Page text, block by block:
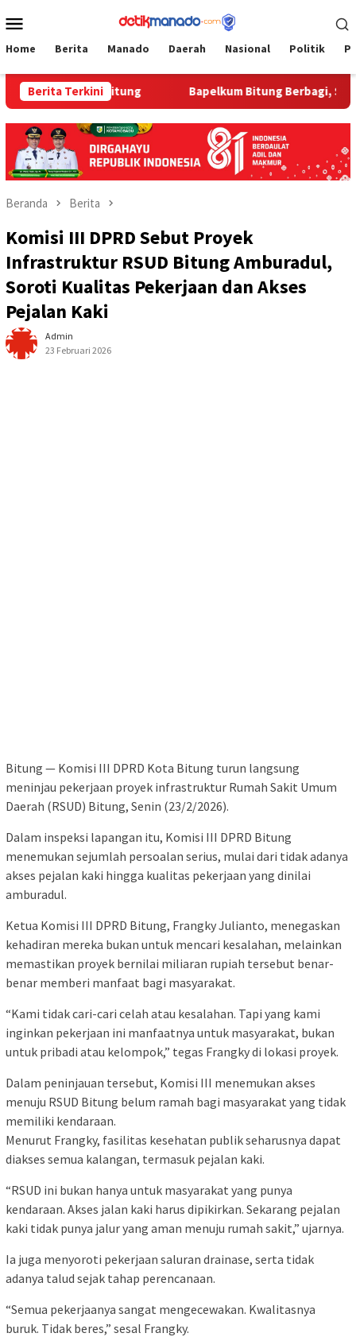
ke
Mobile
Home Berita Manado Daerah Nasional Politik
Berita Terkini
Bapelkum Bitung ‎Bapelkum Bitung Berbagi, Semarak
Beranda Berita
Komisi III DPRD Sebut Proyek
Infrastruktur RSUD Bitung Amburadul,
Soroti Kualitas Pekerjaan dan Akses
Pejalan Kaki
Admin
23 Februari 2026
Bitung — Komisi III DPRD Kota Bitung turun langsung
meninjau pekerjaan proyek infrastruktur Rumah Sakit Umum
Daerah (RSUD) Bitung, Senin (23/2/2026).
Dalam inspeksi lapangan itu, Komisi III DPRD Bitung
menemukan sejumlah persoalan serius, mulai dari tidak adanya
akses pejalan kaki hingga kualitas pekerjaan yang dinilai
amburadul.
Ketua Komisi III DPRD Bitung, Frangky Julianto, menegaskan
kehadiran mereka bukan untuk mencari kesalahan, melainkan
memastikan proyek bernilai miliaran rupiah tersebut benar-
benar memberi manfaat bagi masyarakat.
“Kami tidak cari-cari celah atau kesalahan. Tapi yang kami
inginkan pekerjaan ini manfaatnya untuk masyarakat, bukan
untuk pribadi atau kelompok,” tegas Frangky di lokasi proyek.
Dalam peninjauan tersebut, Komisi III menemukan akses
menuju RSUD Bitung belum ramah bagi masyarakat yang tidak
memiliki kendaraan.
Menurut Frangky, fasilitas kesehatan publik seharusnya dapat
diakses semua kalangan, termasuk pejalan kaki.
“RSUD ini bukan hanya untuk masyarakat yang punya
kendaraan. Akses jalan kaki harus dipikirkan. Sekarang pejalan
kaki tidak punya jalur yang aman menuju rumah sakit,” ujarnya.
Ia juga menyoroti pekerjaan saluran drainase, serta tidak
adanya talud sejak tahap perencanaan.
“Semua pekerjaanya sangat mengecewakan. Kwalitasnya
buruk. Tidak beres,” sesal Frangky.